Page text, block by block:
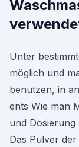
Unter
möglich und
benutzen, in
ents Wie man
und Dosierung
Das Pulver